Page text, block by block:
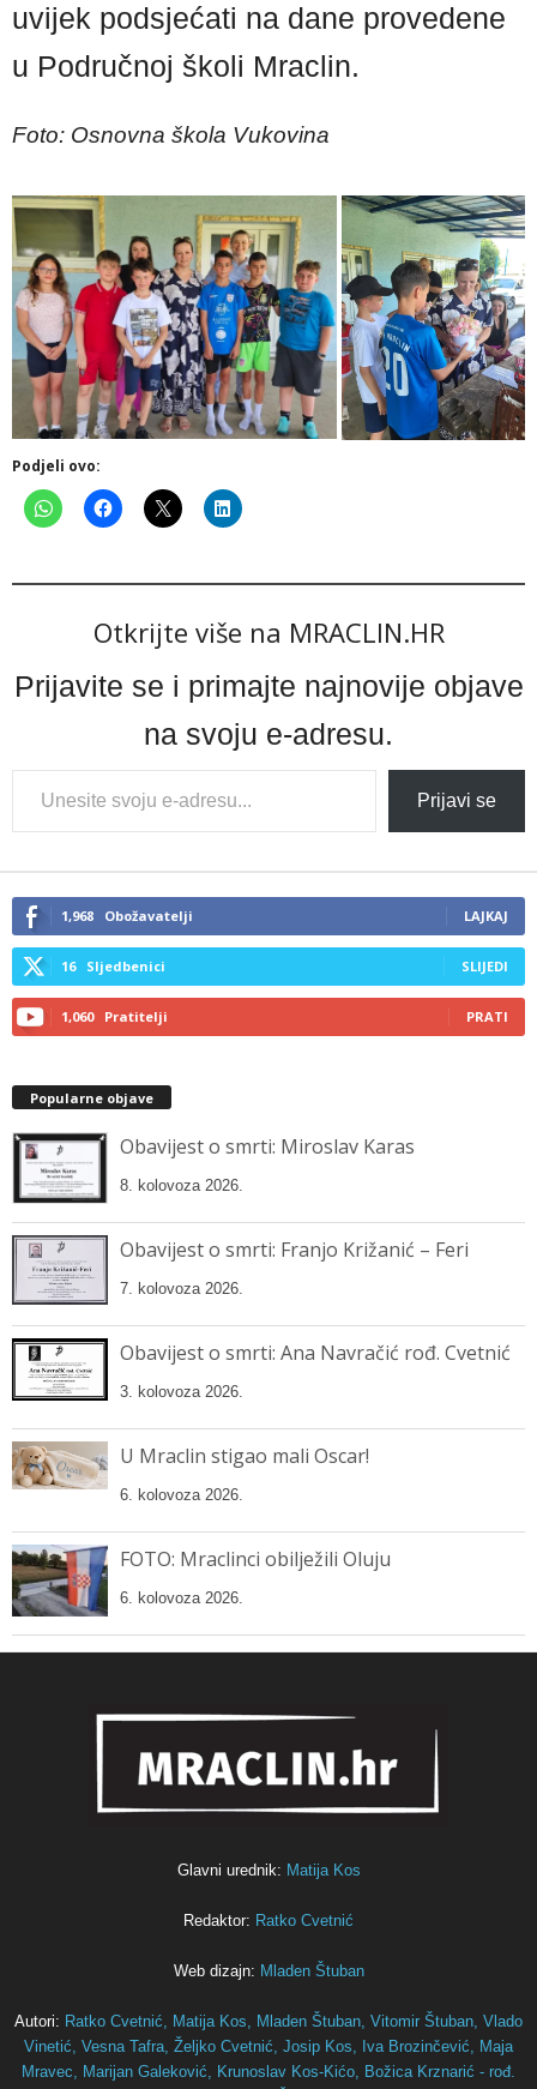
uvijek podsjećati na dane provedene
u Područnoj školi Mraclin.
Foto: Osnovna škola Vukovina
Podjeli ovo:
Otkrijte više na MRACLIN.HR
Prijavite se i primajte najnovije objave
na svoju e-adresu.
Type
your
email…
Prijavi se
1,968 Obožavatelji LAJKAJ
16 Sljedbenici SLIJEDI
1,060 Pratitelji PRATI
Popularne objave
Obavijest o smrti: Miroslav Karas
8. kolovoza 2026.
Obavijest o smrti: Franjo Križanić – Feri
7. kolovoza 2026.
Obavijest o smrti: Ana Navračić rođ. Cvetnić
3. kolovoza 2026.
U Mraclin stigao mali Oscar!
6. kolovoza 2026.
FOTO: Mraclinci obilježili Oluju
6. kolovoza 2026.
Glavni urednik: Matija Kos
Redaktor: Ratko Cvetnić
Web dizajn: Mladen Štuban
Autori: Ratko Cvetnić, Matija Kos, Mladen Štuban, Vitomir Štuban, Vlado
Vinetić, Vesna Tafra, Željko Cvetnić, Josip Kos, Iva Brozinčević,
Maja
Mravec, Marijan Galeković, Krunoslav Kos-Kićo, Božica Krznarić - rođ.